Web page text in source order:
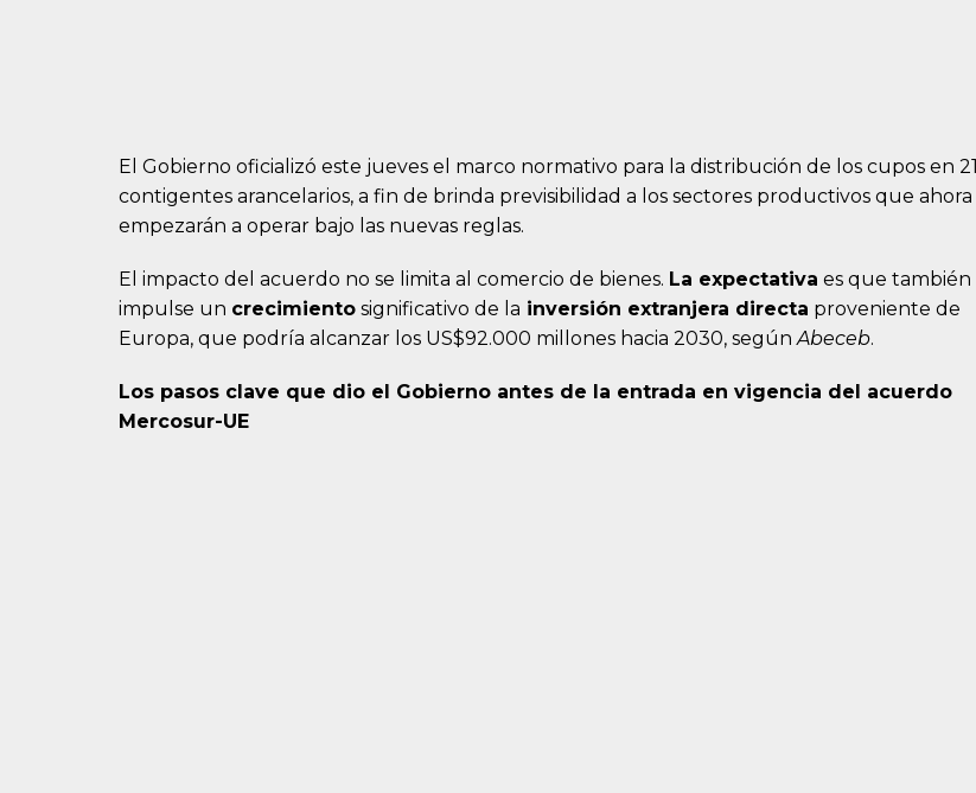
El Gobierno oficializó este jueves el marco normativo para la distribución de los cupos en 21
contigentes arancelarios, a fin de brinda previsibilidad a los sectores productivos que ahora
empezarán a operar bajo las nuevas reglas.
El impacto del acuerdo no se limita al comercio de bienes. La expectativa es que también
impulse un crecimiento significativo de la inversión extranjera directa proveniente de
Europa, que podría alcanzar los US$92.000 millones hacia 2030, segúnAbeceb.
Los pasos clave que dio el Gobierno antes de la entrada en vigencia del acuerdo
Mercosur-UE